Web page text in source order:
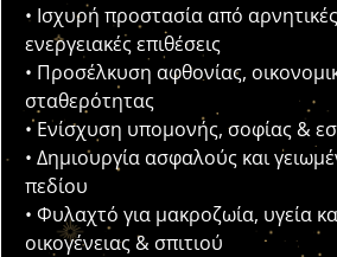
• Ισχυρή προστασία από
ενεργειακές επιθέσεις
• Προσέλκυση αφθονίας,
σταθερότητας
• Ενίσχυση υπομονής, σοφίας &
• Δημιουργία ασφαλούς και
πεδίου
• Φυλαχτό για μακροζωία, υγεία
οικογένειας & σπιτιού